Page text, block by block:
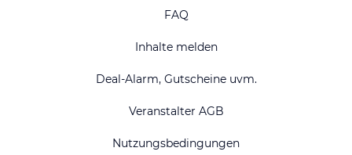
FAQ
Inhalte melden
Deal-Alarm, Gutscheine uvm.
Veranstalter AGB
Nutzungsbedingungen